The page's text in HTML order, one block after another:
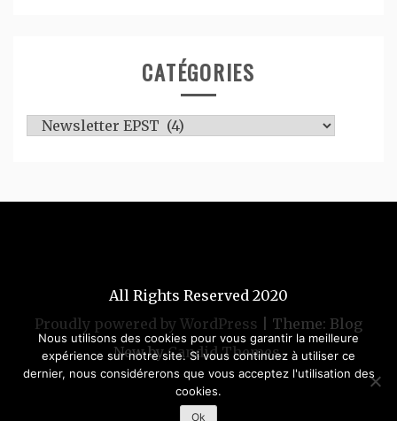
CATÉGORIES
Catégories
All Rights Reserved 2020
Proudly powered by WordPress
Theme: Blog
New byCandid Themes.
Nous utilisons des cookies pour vous garantir la meilleure
expérience sur notre site. Si vous continuez à utiliser ce
dernier, nous considérerons que vous acceptez l'utilisation des
cookies.
Ok